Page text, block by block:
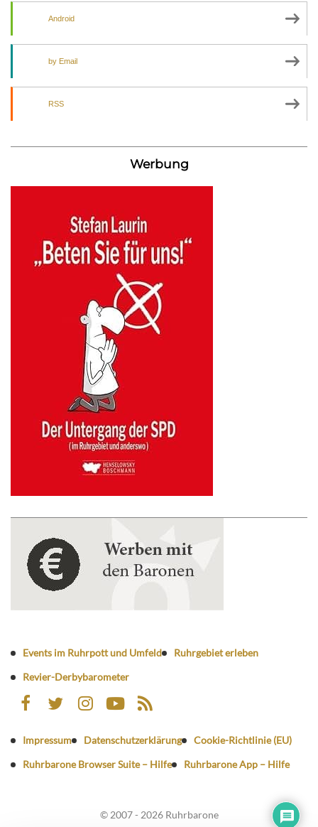
Android
by Email
RSS
Werbung
Events im Ruhrpott und Umfeld
Ruhrgebiet erleben
Revier-Derbybarometer
Impressum Datenschutzerklärung
Cookie-Richtlinie (EU)
Ruhrbarone Browser Suite – Hilfe
Ruhrbarone App – Hilfe
© 2007 - 2026 Ruhrbarone